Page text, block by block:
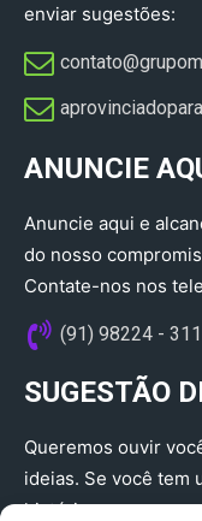
enviar sugestões:
ANUNCIE
Anuncie aqui e
do nosso
Contate-nos nos
(91) 98224 -
SUGESTÃO
Queremos ouvir
ideias. Se você tem
história que merece